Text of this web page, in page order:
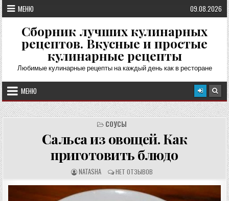
Перейти
к
содержимому
МЕНЮ 09.08.2026
Сборник лучших кулинарных
рецептов. Вкусные и простые
кулинарные рецепты
Любимые кулинарные рецепты на каждый день как в ресторане
МЕНЮ
СОУСЫ
Сальса из овощей. Как
приготовить блюдо
А
В
Т
Р
NATASHA О
Т
З
Ы
В
НЕТ ОТЗЫВОВ